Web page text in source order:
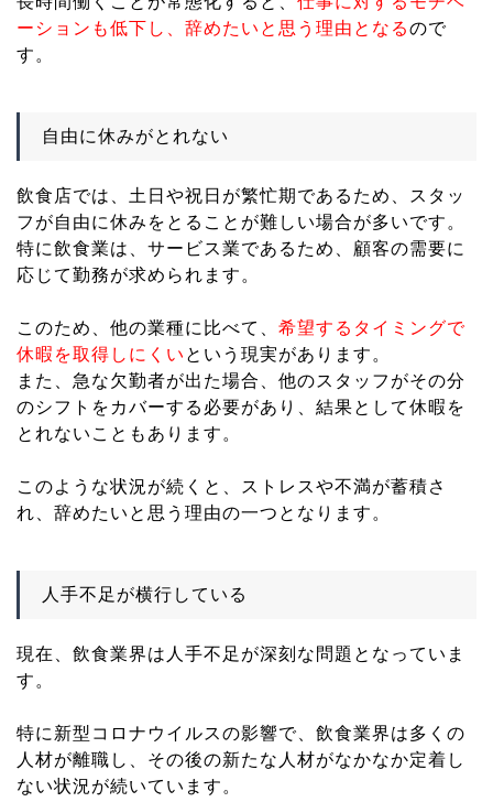
ーションも低下し、辞めたいと思う理由となるので
す。
自由に休みがとれない
飲食店では、土日や祝日が繁忙期であるため、スタッ
フが自由に休みをとることが難しい場合が多いです。
特に飲食業は、サービス業であるため、顧客の需要に
応じて勤務が求められます。
このため、他の業種に比べて、 希望するタイミングで
休暇を取得しにくい という現実があります。
また、急な欠勤者が出た場合、他のスタッフがその分
のシフトをカバーする必要があり、結果として休暇を
とれないこともあります。
このような状況が続くと、ストレスや不満が蓄積さ
れ、辞めたいと思う理由の一つとなります。
人手不足が横行している
現在、飲食業界は人手不足が深刻な問題となっていま
す。
特に新型コロナウイルスの影響で、飲食業界は多くの
人材が離職し、その後の新たな人材がなかなか定着し
ない状況が続いています。